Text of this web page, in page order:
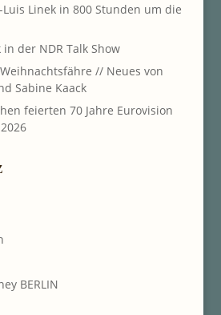
Linek in 800 Stunden um die
der NDR Talk Show
// Neues von
Sabine Kaack
feierten 70 Jahre Eurovision
BERLIN